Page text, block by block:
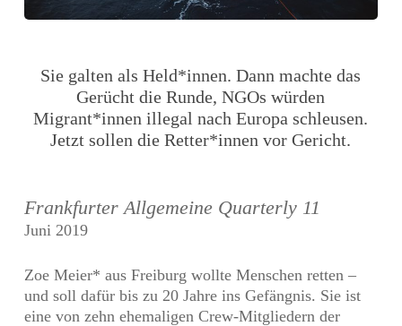
Sie galten als Held*innen. Dann machte das
Gerücht die Runde, NGOs würden
Migrant*innen illegal nach Europa schleusen.
Jetzt sollen die Retter*innen vor Gericht.
Frankfurter Allgemeine Quarterly 11
Juni 2019
Zoe Meier* aus Freiburg wollte Menschen retten –
und soll dafür bis zu 20 Jahre ins Gefängnis. Sie ist
eine von zehn ehemaligen Crew-Mitgliedern der